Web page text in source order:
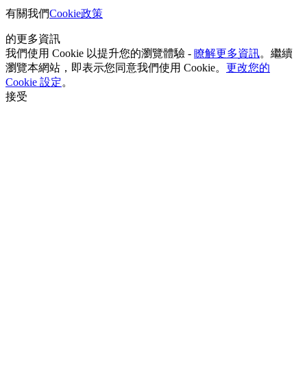
有關我們Cookie政策
的更多資訊
我們使用 Cookie 以提升您的瀏覽體驗 - 瞭解更多資訊。繼續
瀏覽本網站，即表示您同意我們使用 Cookie。 更改您的
Cookie 設定。
接受